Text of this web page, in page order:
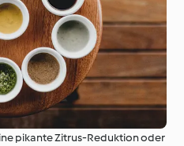
pikante Zitrus-Reduktion oder